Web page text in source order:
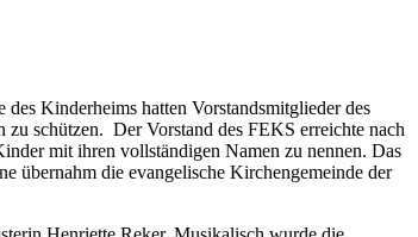
Kinderheims hatten Vorstandsmitglieder des
schützen. Der Vorstand des FEKS erreichte nach
mit ihren vollständigen Namen zu nennen. Das
übernahm die evangelische Kirchengemeinde der